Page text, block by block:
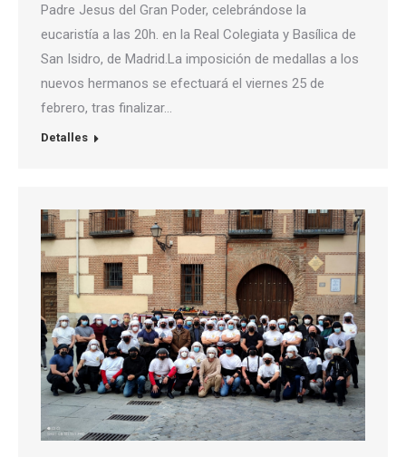
Padre Jesus del Gran Poder, celebrándose la
eucaristía a las 20h. en la Real Colegiata y Basílica de
San Isidro, de Madrid.La imposición de medallas a los
nuevos hermanos se efectuará el viernes 25 de
febrero, tras finalizar…
Detalles